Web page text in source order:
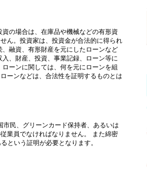
の場合は、在庫品や機械などの有形資
ん。投資家は、投資金が合法的に得られ
融資、有形財産を元にしたローンなど
、財産、投資、事業記録、ローン等に
ーンに関しては、何を元にローンを組
ーンなどは、合法性を証明するものとは
民、グリーンカード保持者、あるいは
業員でなければなりません。 また綿密
という証明が必要となります。